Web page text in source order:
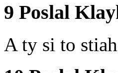
9 Poslal
A ty si to